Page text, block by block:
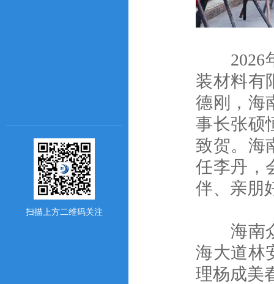
扫描上方二维码关注
2026年
装材料有
德刚，海
事长张硕
致贺。海
任李丹，
伴、亲朋
海南众
海大道林
理杨成美